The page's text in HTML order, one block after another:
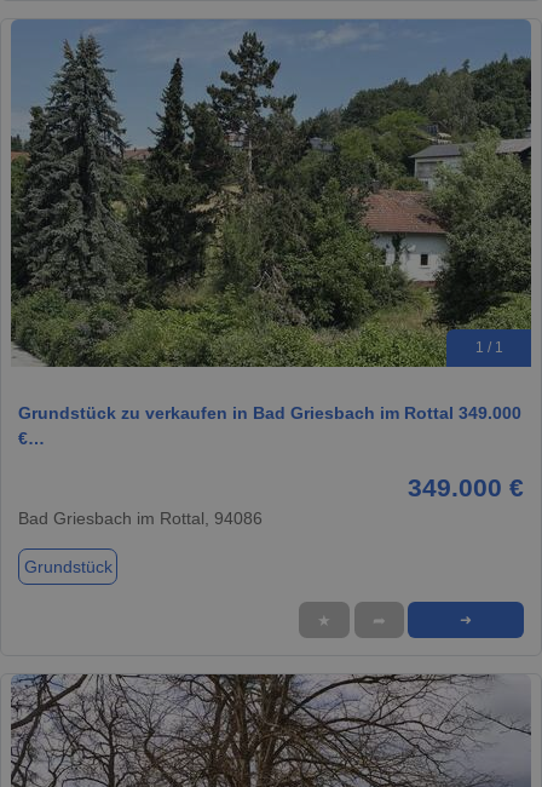
1 / 1
Grundstück zu verkaufen in Bad Griesbach im Rottal 349.000
€…
349.000 €
Bad Griesbach im Rottal, 94086
Grundstück
★ ➦ ➜